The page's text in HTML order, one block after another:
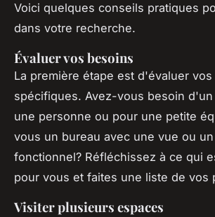
Voici quelques conseils pratiques
dans votre recherche.
Évaluer vos besoins
La première étape est d'évaluer
spécifiques. Avez-vous besoin
une personne ou pour une petite
vous un bureau avec une vue ou
fonctionnel? Réfléchissez à ce qui
pour vous et faites une liste de vos
Visiter plusieurs espaces